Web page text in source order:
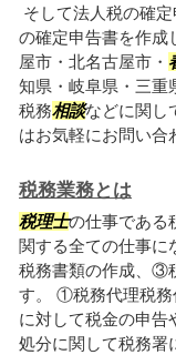
そして法人税の確
の確定申告書を作成
屋市・北名古屋市・
知県・岐阜県・三重
税務相談などに関し
はお気軽にお問い合
税務業務とは
税理士の仕事である
関する全ての仕事
税務書類の作成、③
す。 ①税務代理税務
に対して税金の申告
処分に関して税務署